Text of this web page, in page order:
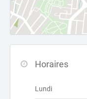
Horaires
Lundi